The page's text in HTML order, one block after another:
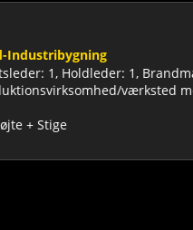
1, Holdleder: 1, Brandmænd:
værksted med
Stige